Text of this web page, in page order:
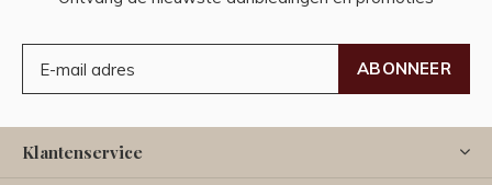
ABONNEER
Klantenservice